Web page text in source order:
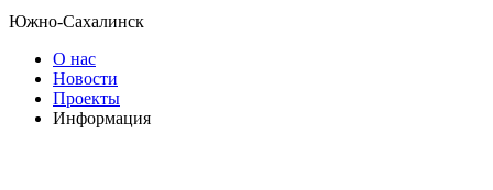
Южно-Сахалинск
О нас
Новости
Проекты
Информация